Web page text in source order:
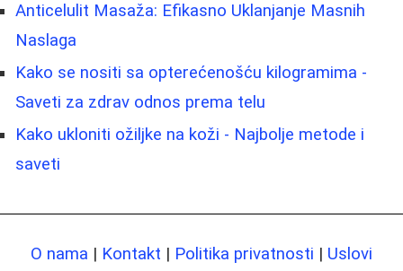
Anticelulit Masaža: Efikasno Uklanjanje Masnih
Naslaga
Kako se nositi sa opterećenošću kilogramima -
Saveti za zdrav odnos prema telu
Kako ukloniti ožiljke na koži - Najbolje metode i
saveti
O nama | Kontakt | Politika privatnosti | Uslovi